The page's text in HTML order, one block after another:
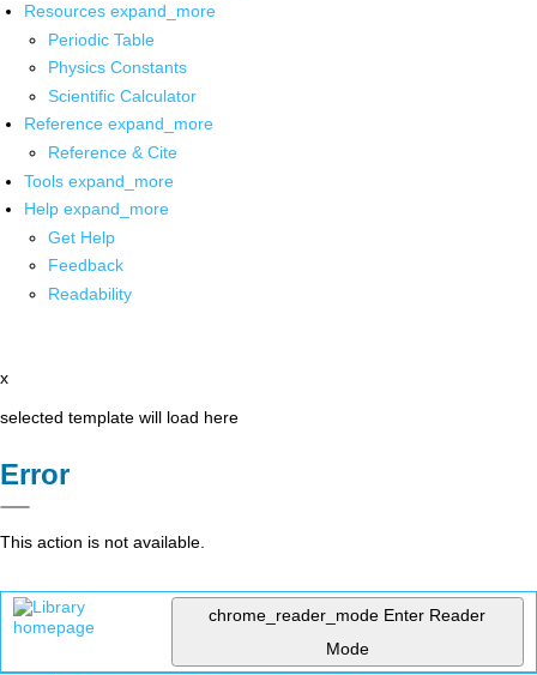
Resources expand_more
Periodic Table
Physics Constants
Scientific Calculator
Reference expand_more
Reference & Cite
Tools expand_more
Help expand_more
Get Help
Feedback
Readability
x
selected template will load here
Error
This action is not available.
chrome_reader_mode Enter Reader
Mode